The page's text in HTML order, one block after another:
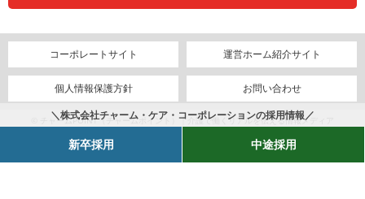
＼株式会社チャーム・ケア・コーポレーションの採用情報／
新卒採用 中途採用
コーポレートサイト 運営ホーム紹介サイト
個人情報保護方針 お問い合わせ
© チャームPOINT（チャームポイント）｜介護で働くリアルを伝える情報メディア